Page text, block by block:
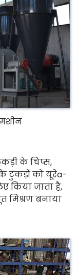
के चिप्स,
टुकड़ों को यूरेa-
किया जाता है,
मिश्रण बनाया